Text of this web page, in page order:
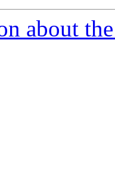
about